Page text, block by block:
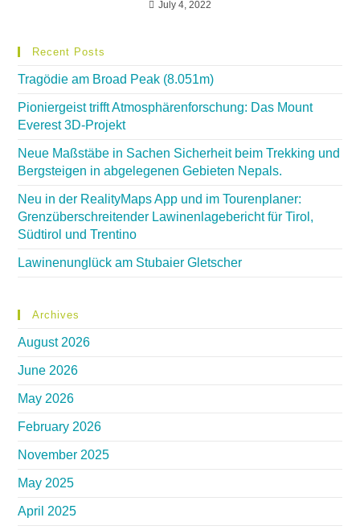
July 4, 2022
Recent Posts
Tragödie am Broad Peak (8.051m)
Pioniergeist trifft Atmosphärenforschung: Das Mount
Everest 3D-Projekt
Neue Maßstäbe in Sachen Sicherheit beim Trekking und
Bergsteigen in abgelegenen Gebieten Nepals.
Neu in der RealityMaps App und im Tourenplaner:
Grenzüberschreitender Lawinenlagebericht für Tirol,
Südtirol und Trentino
Lawinenunglück am Stubaier Gletscher
Archives
August 2026
June 2026
May 2026
February 2026
November 2025
May 2025
April 2025